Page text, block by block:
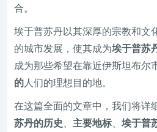
合。
埃于普苏丹以其深厚的宗教和文
的城市发展，使其成为埃于普苏
成为那些希望在靠近伊斯坦布尔
的人们的理想目的地。
在这篇全面的文章中，我们将详
苏丹的历史、主要地标、埃于普